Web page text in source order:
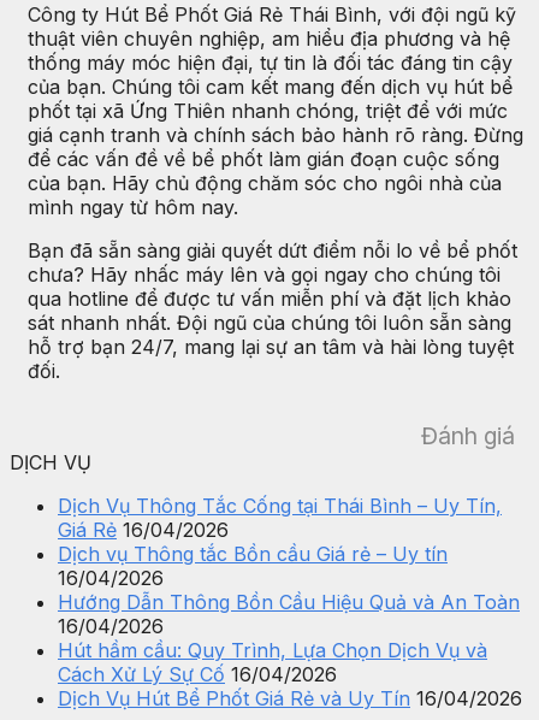
Công ty Hút Bể Phốt Giá Rẻ Thái Bình, với đội ngũ kỹ
thuật viên chuyên nghiệp, am hiểu địa phương và hệ
thống máy móc hiện đại, tự tin là đối tác đáng tin cậy
của bạn. Chúng tôi cam kết mang đến dịch vụ hút bể
phốt tại xã Ứng Thiên nhanh chóng, triệt để với mức
giá cạnh tranh và chính sách bảo hành rõ ràng. Đừng
để các vấn đề về bể phốt làm gián đoạn cuộc sống
của bạn. Hãy chủ động chăm sóc cho ngôi nhà của
mình ngay từ hôm nay.
Bạn đã sẵn sàng giải quyết dứt điểm nỗi lo về bể phốt
chưa? Hãy nhấc máy lên và gọi ngay cho chúng tôi
qua hotline để được tư vấn miễn phí và đặt lịch khảo
sát nhanh nhất. Đội ngũ của chúng tôi luôn sẵn sàng
hỗ trợ bạn 24/7, mang lại sự an tâm và hài lòng tuyệt
đối.
Đánh giá
DỊCH VỤ
Dịch Vụ Thông Tắc Cống tại Thái Bình – Uy Tín,
Giá Rẻ 16/04/2026
Dịch vụ Thông tắc Bồn cầu Giá rẻ – Uy tín
16/04/2026
Hướng Dẫn Thông Bồn Cầu Hiệu Quả và An Toàn
16/04/2026
Hút hầm cầu: Quy Trình, Lựa Chọn Dịch Vụ và
Cách Xử Lý Sự Cố 16/04/2026
Dịch Vụ Hút Bể Phốt Giá Rẻ và Uy Tín 16/04/2026